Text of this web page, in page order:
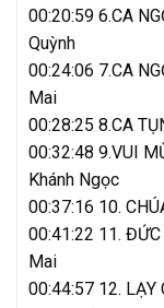
00:20:59 6.CA
Quỳnh
00:24:06 7.CA
Mai
00:28:25 8.CA
00:32:48 9.VUI
Khánh Ngọc
00:37:16 10.
00:41:22 11. ĐỨC
Mai
00:44:57 12. LẠY